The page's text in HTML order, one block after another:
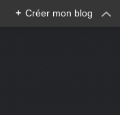
+ Créer mon blog